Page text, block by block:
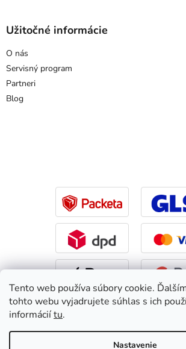
Tento web používa súbory cookie.
tohto webu vyjadrujete súhlas s ich
informáciítu.
Nastavenie
Užitočné informácie
O nás
Servisný program
Partneri
Blog